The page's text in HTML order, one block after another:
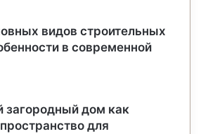
видов строительных
в современной
дом как
для